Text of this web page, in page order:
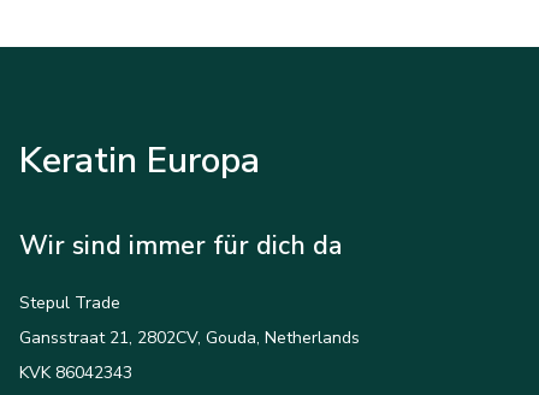
Keratin Europa
Wir sind immer für dich da
Stepul Trade
Gansstraat 21, 2802CV, Gouda, Netherlands
KVK 86042343